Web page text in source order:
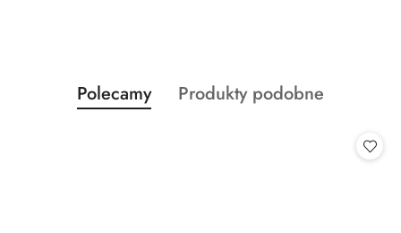
Pomiń karuzelę produktów
Produkty
o
Polecamy
Produkty
Produkty podobne